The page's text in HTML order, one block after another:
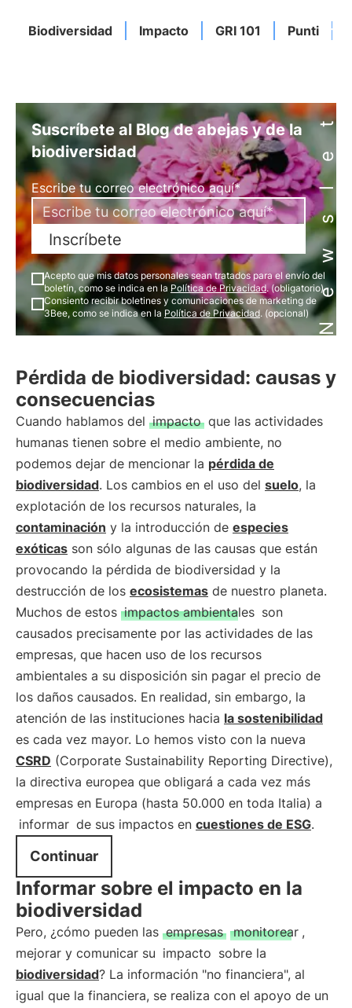
Biodiversidad Impacto GRI 101 PuntiNewsletter
Suscríbete al Blog de abejas y de la
biodiversidad
Escribe tu correo electrónico aquí*
Inscríbete
Acepto que mis datos personales sean tratados para el envío del
boletín, como se indica en la Política de Privacidad. (obligatorio)
Consiento recibir boletines y comunicaciones de marketing de
3Bee, como se indica en la Política de Privacidad. (opcional)
Pérdida de biodiversidad: causas y
consecuencias
Cuando hablamos del impacto que las actividades
humanas tienen sobre el medio ambiente, no
podemos dejar de mencionar la pérdida de
biodiversidad. Los cambios en el uso del suelo, la
explotación de los recursos naturales, la
contaminación y la introducción de especies
exóticas son sólo algunas de las causas que están
provocando la pérdida de biodiversidad y la
destrucción de los ecosistemas de nuestro planeta.
Muchos de estos impactos ambientales son
causados precisamente por las actividades de las
empresas, que hacen uso de los recursos
ambientales a su disposición sin pagar el precio de
los daños causados. En realidad, sin embargo, la
atención de las instituciones hacia la sostenibilidad
es cada vez mayor. Lo hemos visto con la nueva
CSRD (Corporate Sustainability Reporting Directive),
la directiva europea que obligará a cada vez más
empresas en Europa (hasta 50.000 en toda Italia) a
informar de sus impactos en cuestiones de ESG.
Continuar
Informar sobre el impacto en la
biodiversidad
Pero, ¿cómo pueden las empresas monitorear ,
mejorar y comunicar su impacto sobre la
biodiversidad? La información "no financiera", al
igual que la financiera, se realiza con el apoyo de un